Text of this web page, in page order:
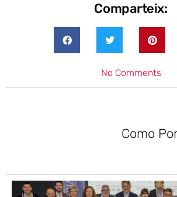
Comparteix:
No Comments
Como